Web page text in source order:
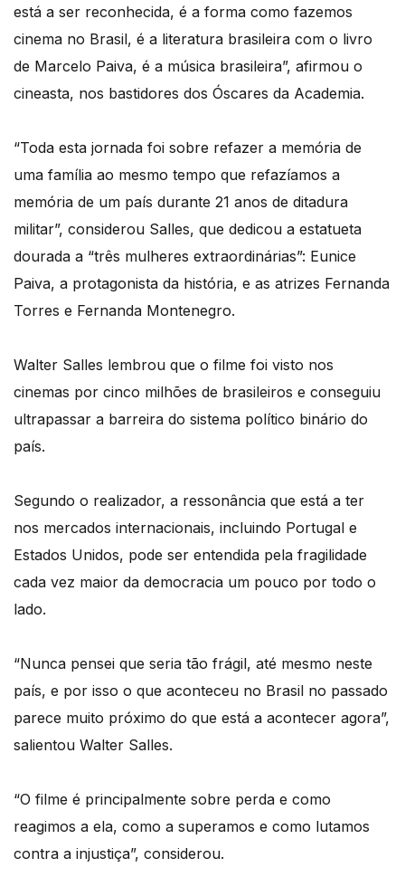
está a ser reconhecida, é a forma como fazemos
cinema no Brasil, é a literatura brasileira com o livro
de Marcelo Paiva, é a música brasileira”, afirmou o
cineasta, nos bastidores dos Óscares da Academia.
“Toda esta jornada foi sobre refazer a memória de
uma família ao mesmo tempo que refazíamos a
memória de um país durante 21 anos de ditadura
militar”, considerou Salles, que dedicou a estatueta
dourada a “três mulheres extraordinárias”: Eunice
Paiva, a protagonista da história, e as atrizes Fernanda
Torres e Fernanda Montenegro.
Walter Salles lembrou que o filme foi visto nos
cinemas por cinco milhões de brasileiros e conseguiu
ultrapassar a barreira do sistema político binário do
país.
Segundo o realizador, a ressonância que está a ter
nos mercados internacionais, incluindo Portugal e
Estados Unidos, pode ser entendida pela fragilidade
cada vez maior da democracia um pouco por todo o
lado.
“Nunca pensei que seria tão frágil, até mesmo neste
país, e por isso o que aconteceu no Brasil no passado
parece muito próximo do que está a acontecer agora”,
salientou Walter Salles.
“O filme é principalmente sobre perda e como
reagimos a ela, como a superamos e como lutamos
contra a injustiça”, considerou.